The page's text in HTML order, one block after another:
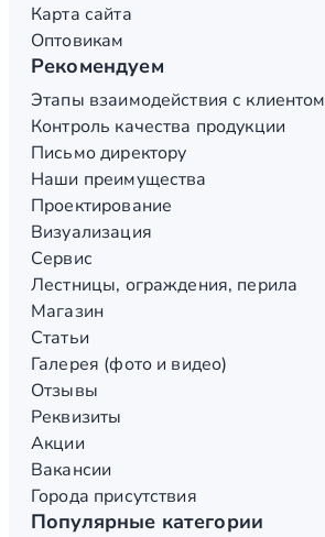
Карта сайта
Оптовикам
Рекомендуем
Этапы взаимодействия с клиентом
Контроль качества продукции
Письмо директору
Наши преимущества
Проектирование
Визуализация
Сервис
Лестницы, ограждения, перила
Магазин
Статьи
Галерея (фото и видео)
Отзывы
Реквизиты
Акции
Вакансии
Города присутствия
Популярные категории